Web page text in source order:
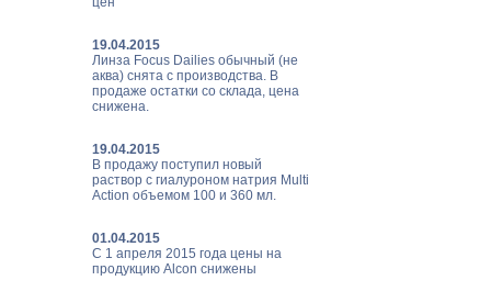
19.04.2015
Линза Focus Dailies обычный (не
аква) снята с производства. В
продаже остатки со склада, цена
снижена.
19.04.2015
В продажу поступил новый
раствор с гиалуроном натрия Multi
Action объемом 100 и 360 мл.
01.04.2015
С 1 апреля 2015 года цены на
продукцию Alcon снижены